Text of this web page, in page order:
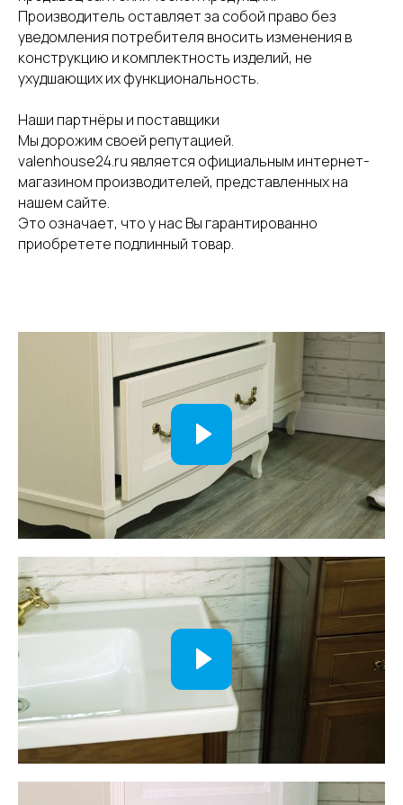
Производитель оставляет за собой право без
уведомления потребителя вносить изменения в
конструкцию и комплектность изделий, не
ухудшающих их функциональность.
Наши партнёры и поставщики
Мы дорожим своей репутацией.
valenhouse24.ru является официальным интернет-
магазином производителей, представленных на
нашем сайте.
Это означает, что у нас Вы гарантированно
приобретете подлинный товар.